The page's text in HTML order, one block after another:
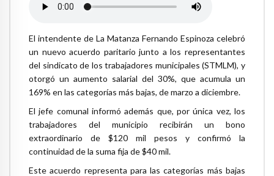
El intendente de La Matanza Fernando Espinoza celebró
un nuevo acuerdo paritario junto a los representantes
del sindicato de los trabajadores municipales (STMLM), y
otorgó un aumento salarial del 30%, que acumula un
169% en las categorías más bajas, de marzo a diciembre.
El jefe comunal informó además que, por única vez, los
trabajadores del municipio recibirán un bono
extraordinario de $120 mil pesos y confirmó la
continuidad de la suma fija de $40 mil.
Este acuerdo representa para las categorías más bajas